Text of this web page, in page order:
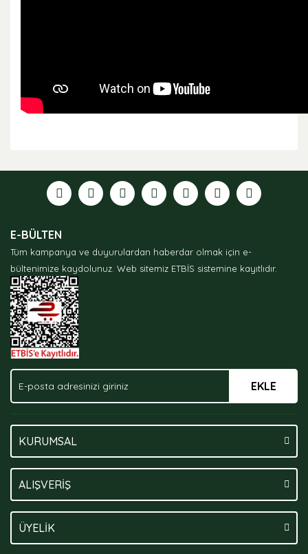
formunu kullanarak tarafımıza iletebilirsiniz.
Görüş ve önerileriniz için teşekkür ederiz.
Ürün açıklamasında eksik bilgiler bulunuyor.
Ürün bilgilerinde hatalar bulunuyor.
Ürün fiyatı diğer sitelerden daha pahalı.
Bu ürüne benzer farklı alternatifler olmalı.
E-BÜLTEN
Tüm kampanya ve duyurulardan haberdar olmak için e-
bültenimize kaydolunuz. Web sitemiz ETBİS sistemine kayıtlıdır.
EKLE
KURUMSAL
ALIŞVERİŞ
ÜYELİK